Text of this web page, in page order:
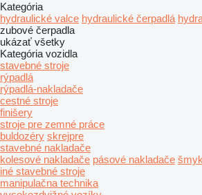
Kategória
hydraulické valce hydraulické čerpadlá
zubové čerpadla
ukázať všetky
Kategória vozidla
stavebné stroje
rýpadlá
rýpadlá-nakladače
cestné stroje
finišery
stroje pre zemné práce
buldozéry skrejpre
stavebné nakladače
kolesové nakladače pásové nakladače
iné stavebné stroje
manipulačna technika